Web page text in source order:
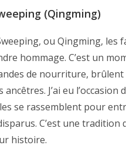
(Qingming)
ou Qingming,
hommage. C’est un
de nourriture,
J’ai eu
se rassemblent pour
C’est une
histoire.